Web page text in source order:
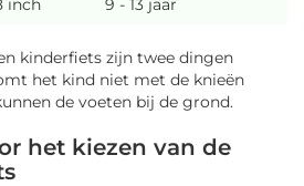
inch 9 - 13 jaar
kinderfiets zijn twee dingen
het kind niet met de knieën
de voeten bij de grond.
het kiezen van de